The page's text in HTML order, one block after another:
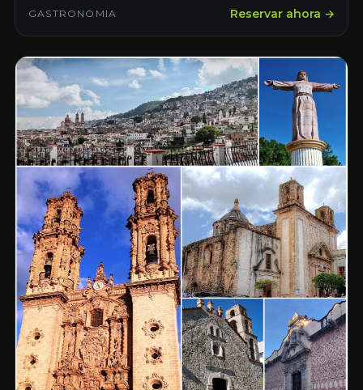
GASTRONOMIA Reservar ahora →